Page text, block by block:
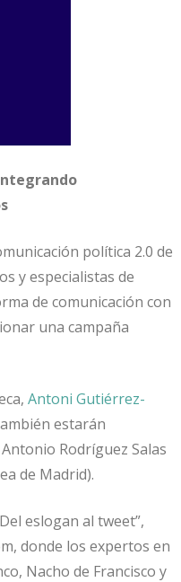
política 2.0 de
y especialistas de
de comunicación con
una campaña
Antoni Gutiérrez-
estarán
Rodríguez Salas
de Madrid).
eslogan al tweet”,
donde los expertos en
Nacho de Francisco y